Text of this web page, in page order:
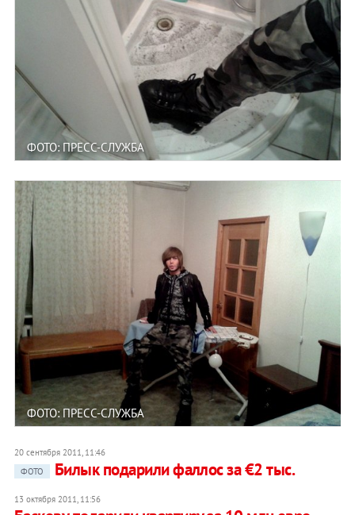
ФОТО: ПРЕСС-СЛУЖБА
ФОТО: ПРЕСС-СЛУЖБА
20 сентября 2011, 11:46
ФОТО
Билык подарили фаллос за €2 тыс.
13 октября 2011, 11:56